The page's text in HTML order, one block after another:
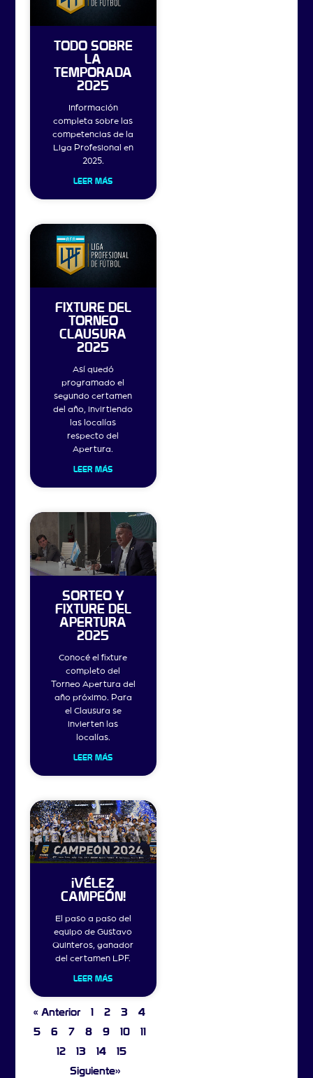
TODO SOBRE
LA
TEMPORADA
2025
Información
completa sobre las
competencias de la
Liga Profesional en
2025.
LEER MÁS
FIXTURE DEL
TORNEO
CLAUSURA
2025
Así quedó
programado el
segundo certamen
del año, invirtiendo
las localías
respecto del
Apertura.
LEER MÁS
SORTEO Y
FIXTURE DEL
APERTURA
2025
Conocé el fixture
completo del
Torneo Apertura del
año próximo. Para
el Clausura se
invierten las
localías.
LEER MÁS
¡VÉLEZ
CAMPEÓN!
El paso a paso del
equipo de Gustavo
Quinteros, ganador
del certamen LPF.
LEER MÁS
« Anterior 1 2 3
4
5
6 7 8 9 10
11
12
13 14
15
Siguiente»